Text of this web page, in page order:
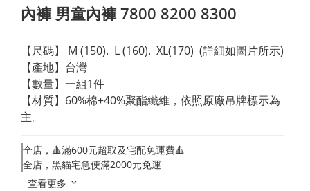
內褲 男童內褲 7800 8200 8300
【尺碼】 M (150).  L (160).  XL(170)  (詳細如圖片所示)
【產地】台灣
【數量】一組1件
【材質】60%棉+40%聚酯纖維，依照原廠吊牌標示為
主。
全店，🔺滿600元超取及宅配免運費🔺
全店，黑貓宅急便滿2000元免運
查看更多